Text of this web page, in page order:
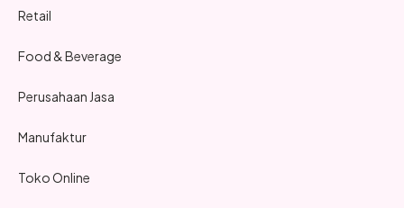
Retail
Food & Beverage
Perusahaan Jasa
Manufaktur
Toko Online